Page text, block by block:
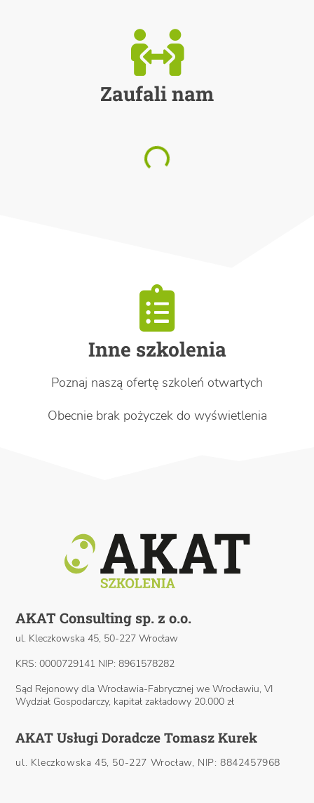
Zaufali nam
Inne szkolenia
Poznaj naszą ofertę szkoleń otwartych
Obecnie brak pożyczek do wyświetlenia
AKAT Consulting sp. z o.o.
ul. Kleczkowska 45, 50-227 Wrocław
KRS: 0000729141 NIP: 8961578282
Sąd Rejonowy dla Wrocławia-Fabrycznej we Wrocławiu, VI
Wydział Gospodarczy, kapitał zakładowy 20.000 zł
AKAT Usługi Doradcze Tomasz Kurek
ul. Kleczkowska 45, 50-227 Wrocław, NIP: 8842457968